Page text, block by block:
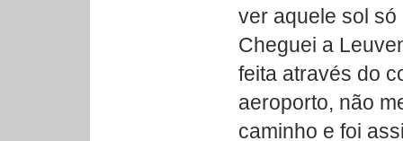
ver aquele sol
Cheguei a
feita através do
aeroporto, não
caminho e foi